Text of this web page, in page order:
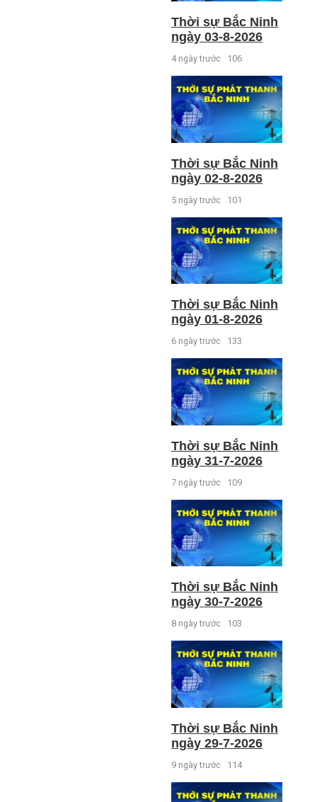
Thời sự Bắc Ninh
ngày 03-8-2026
4 ngày trước 106
Thời sự Bắc Ninh
ngày 02-8-2026
5 ngày trước 101
Thời sự Bắc Ninh
ngày 01-8-2026
6 ngày trước 133
Thời sự Bắc Ninh
ngày 31-7-2026
7 ngày trước 109
Thời sự Bắc Ninh
ngày 30-7-2026
8 ngày trước 103
Thời sự Bắc Ninh
ngày 29-7-2026
9 ngày trước 114